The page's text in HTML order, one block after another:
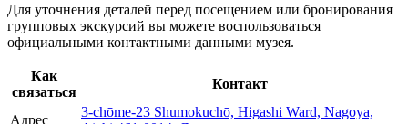
Для уточнения деталей перед посещением или бронирования
групповых экскурсий вы можете воспользоваться
официальными контактными данными музея.
Как
связаться
Контакт
Адрес
3-chōme-23 Shumokuchō, Higashi Ward, Nagoya,